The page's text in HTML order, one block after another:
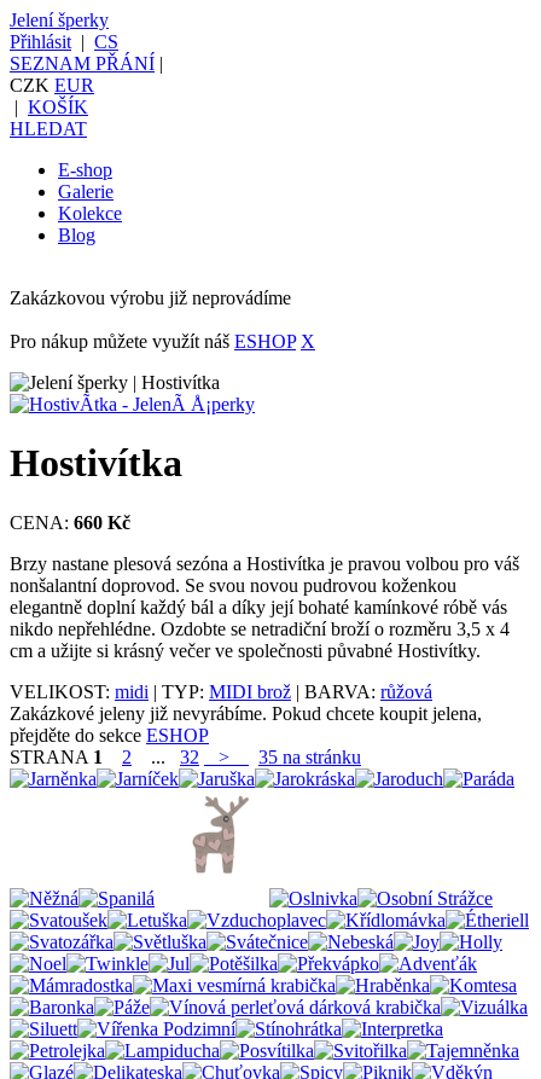
Jelení šperky
Přihlásit | CS
SEZNAM PŘÁNÍ |
CZK EUR
| KOŠÍK
HLEDAT
E-shop
Galerie
Kolekce
Blog
Zakázkovou výrobu již neprovádíme
Pro nákup můžete využít náš ESHOP X
Hostivítka
CENA: 660 Kč
Brzy nastane plesová sezóna a Hostivítka je pravou volbou pro váš
nonšalantní doprovod. Se svou novou pudrovou koženkou
elegantně doplní každý bál a díky její bohaté kamínkové róbě vás
nikdo nepřehlédne. Ozdobte se netradiční broží o rozměru 3,5 x 4
cm a užijte si krásný večer ve společnosti půvabné Hostivítky.
VELIKOST: midi | TYP: MIDI brož | BARVA: růžová
Zakázkové jeleny již nevyrábíme. Pokud chcete koupit jelena,
přejděte do sekce ESHOP
STRANA 1 2 ... 32 > 35 na stránku